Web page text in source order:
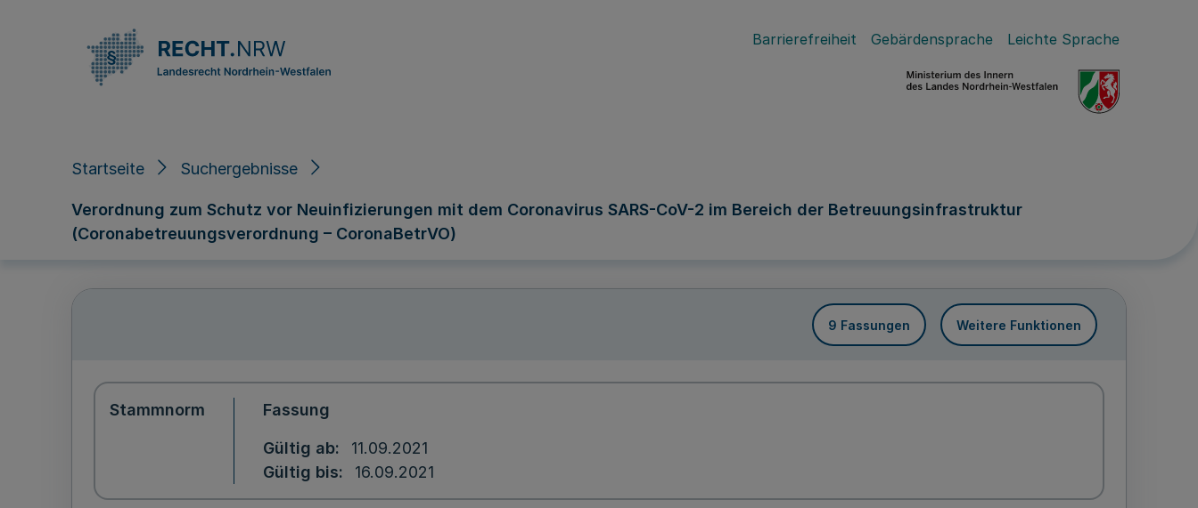
Barrierefreiheit Gebärdensprache Leichte Sprache
Startseite Suchergebnisse
Verordnung zum Schutz vor Neuinfizierungen mit dem Coronavirus SARS-CoV-2 im Bereich der Betreuungsinfrastruktur
(Coronabetreuungsverordnung – CoronaBetrVO)
9 Fassungen Weitere Funktionen
Stammnorm Fassung
Gültig ab
11.09.2021
Gültig bis
16.09.2021